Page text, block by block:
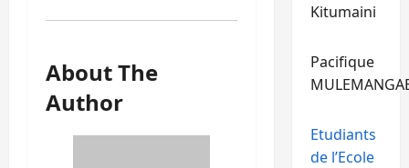
About The
Author
Kitumaini
Pacifique
Etudiants
de l’Ecole